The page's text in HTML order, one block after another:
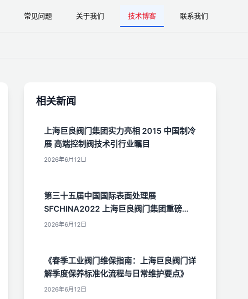
常见问题 关于我们 技术博客 联系我们
相关新闻
上海巨良阀门集团实力亮相 2015 中国制冷
展 高端控制阀技术引行业瞩目
2026年6月12日
第三十五届中国国际表面处理展
SFCHINA2022 上海巨良阀门集团重磅亮
相
2026年6月12日
《春季工业阀门维保指南：上海巨良阀门详
解季度保养标准化流程与日常维护要点》
2026年6月12日